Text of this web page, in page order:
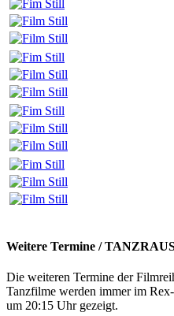
Weitere Termine /
Die weiteren Termine der
Tanzfilme werden immer im
um 20:15 Uhr gezeigt.